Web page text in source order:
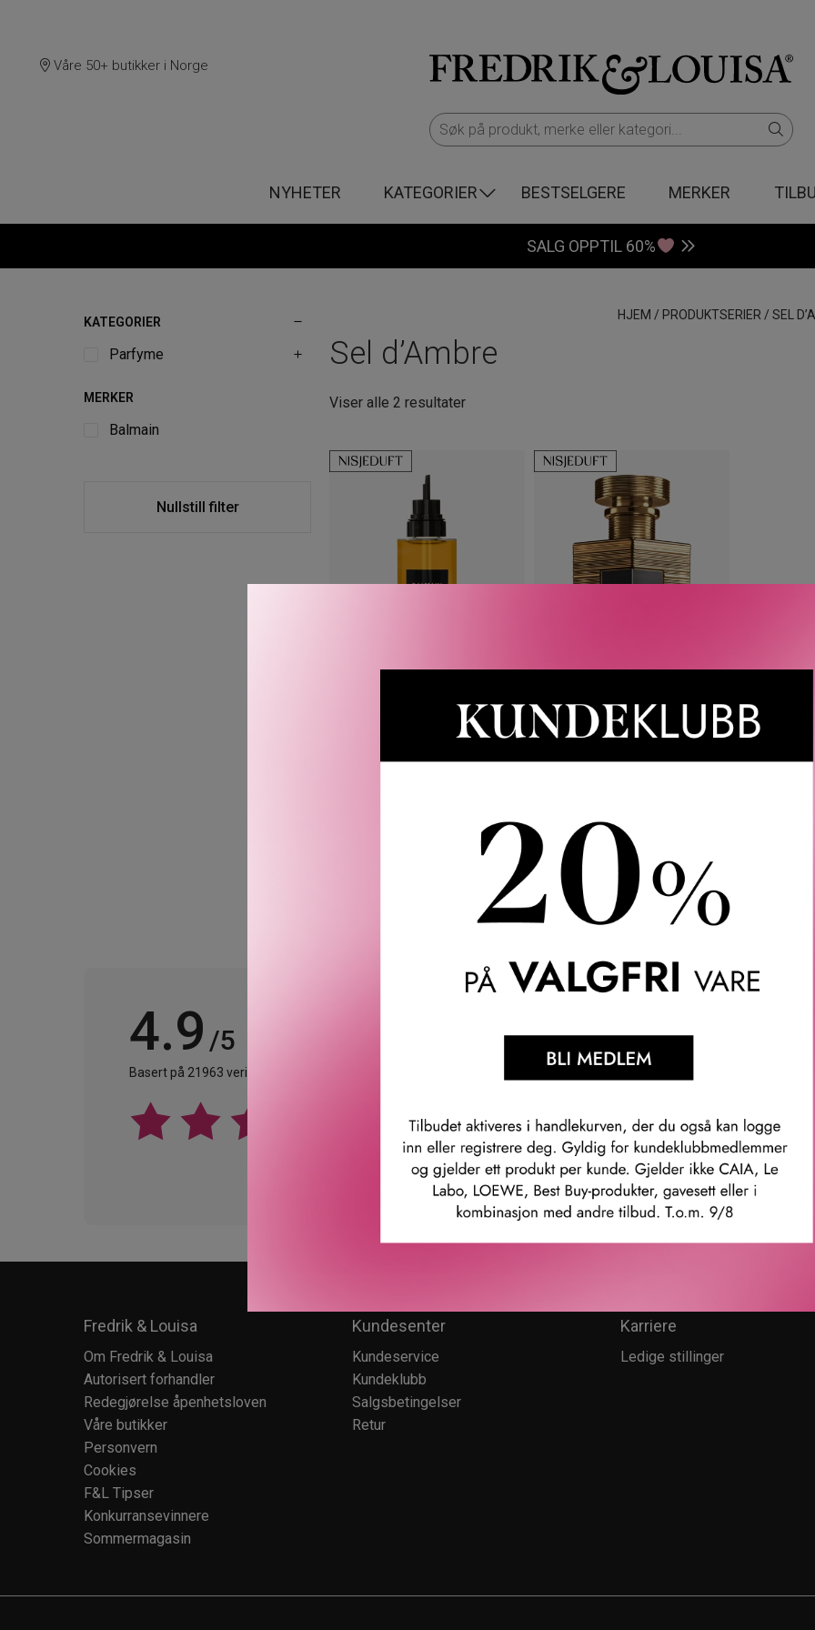
Våre 50+ butikker i Norge
NYHETER KATEGORIER BESTSELGERE MERKER
SALG OPPTIL 60%
HJEM / PRODUKTSERIER / SEL
Sel d’Ambre
Viser alle 2 resultaterSortert
BALMAIN
SEL D’AMBRE EDP REFILL
3 950KR
BALMAIN
SEL D’AMBRE EDP
KATEGORIER
Parfyme
MERKER
Balmain
Nullstill filter
Våre kunder om oss
4.9 /5
Basert på 21963 verifiserte omtaler.
Anette L.
Verifisert kunde
Topp
Fredrik & Louisa
Om Fredrik & Louisa
Autorisert forhandler
Redegjørelse åpenhetsloven
Våre butikker
Personvern
Cookies
F&L Tipser
Konkurransevinnere
Sommermagasin
Kundesenter
Kundeservice
Kundeklubb
Salgsbetingelser
Retur
Karriere
Ledige stillinger